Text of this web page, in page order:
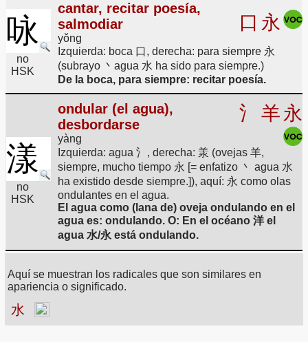
咏
no
HSK
cantar, recitar poesía,
salmodiar
yǒng
口 永
Izquierda: boca 口, derecha: para siempre 永
(subrayo 丶agua 水 ha sido para siempre.)
De la boca, para siempre: recitar poesía.
漾
no
HSK
ondular (el agua),
desbordarse
yàng
氵 羊永
Izquierda: agua 氵, derecha: 羕 (ovejas 羊,
siempre, mucho tiempo 永 [= enfatizo 丶 agua 水
ha existido desde siempre.]), aquí: 永 como olas
ondulantes en el agua.
El agua como (lana de) oveja ondulando en el
agua es: ondulando. O: En el océano 洋 el
agua 水/永 está ondulando.
Aquí se muestran los radicales que son similares en
apariencia o significado.
水